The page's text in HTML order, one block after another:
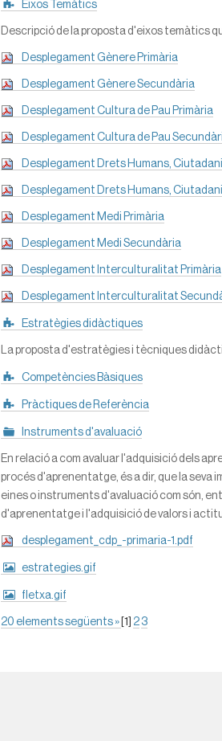
Eixos Temàtics
Descripció de la proposta d'eixos temàtics
Desplegament Gènere Primària
Desplegament Gènere Secundària
Desplegament Cultura de Pau Primària
Desplegament Cultura de Pau
Desplegament Drets Humans,
Desplegament Drets Humans,
Desplegament Medi Primària
Desplegament Medi Secundària
Desplegament Interculturalitat Primària
Desplegament Interculturalitat
Estratègies didàctiques
La proposta d'estratègies i tècniques
Competències Bàsiques
Pràctiques de Referència
Instruments d'avaluació
En relació a com avaluar l'adquisició dels
procés d'aprenentatge, és a dir, que la seva
eines o instruments d'avaluació com són,
d'aprenentatge i l'adquisició de valors i
desplegament_cdp_-primaria-1.pdf
estrategies.gif
fletxa.gif
20 elements següents » 1 2 3